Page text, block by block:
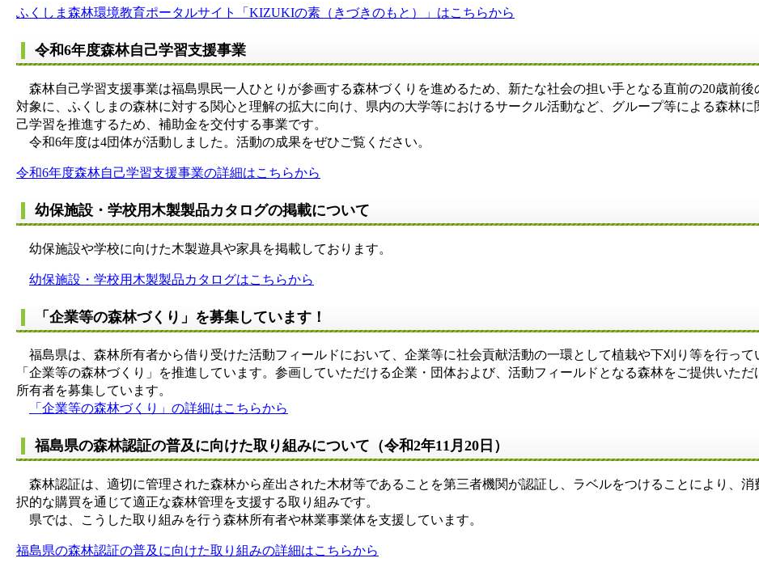
ふくしま森林環境教育ポータルサイト「KIZUKIの素（きづきのもと）」はこちらから
令和6年度森林自己学習支援事業
森林自己学習支援事業は福島県民一人ひとりが参画する森林づくりを進めるため、新たな社会の担い手となる直前の20歳前後
対象に、ふくしまの森林に対する関心と理解の拡大に向け、県内の大学等におけるサークル活動など、グループ等による森林に
己学習を推進するため、補助金を交付する事業です。
令和6年度は4団体が活動しました。活動の成果をぜひご覧ください。
令和6年度森林自己学習支援事業の詳細はこちらから
幼保施設・学校用木製製品カタログの掲載について
幼保施設や学校に向けた木製遊具や家具を掲載しております。
幼保施設・学校用木製製品カタログはこちらから
「企業等の森林づくり」を募集しています！
福島県は、森林所有者から借り受けた活動フィールドにおいて、企業等に社会貢献活動の一環として植栽や下刈り等を行って
「企業等の森林づくり」を推進しています。参画していただける企業・団体および、活動フィールドとなる森林をご提供いただ
所有者を募集しています。
「企業等の森林づくり」の詳細はこちらから
福島県の森林認証の普及に向けた取り組みについて（令和2年11月20日）
森林認証は、適切に管理された森林から産出された木材等であることを第三者機関が認証し、ラベルをつけることにより、消
択的な購買を通じて適正な森林管理を支援する取り組みです。
県では、こうした取り組みを行う森林所有者や林業事業体を支援しています。
福島県の森林認証の普及に向けた取り組みの詳細はこちらから